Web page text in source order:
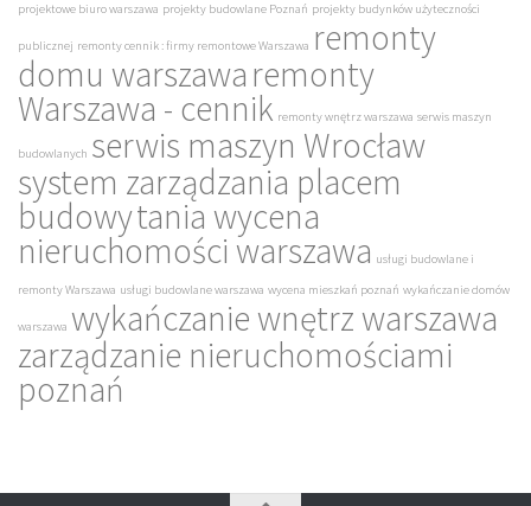
projektowe biuro warszawa projekty budowlane Poznań projekty budynków użyteczności
publicznej remonty cennik : firmy remontowe Warszawa remonty
domu warszawaremonty
Warszawa - cennik remonty wnętrz warszawa serwis maszyn
budowlanych serwis maszyn Wrocław
system zarządzania placem
budowytania wycena
nieruchomości warszawa usługi budowlane i
remonty Warszawa usługi budowlane warszawa wycena mieszkań poznań wykańczanie domów
warszawa wykańczanie wnętrz warszawa
zarządzanie nieruchomościami
poznań